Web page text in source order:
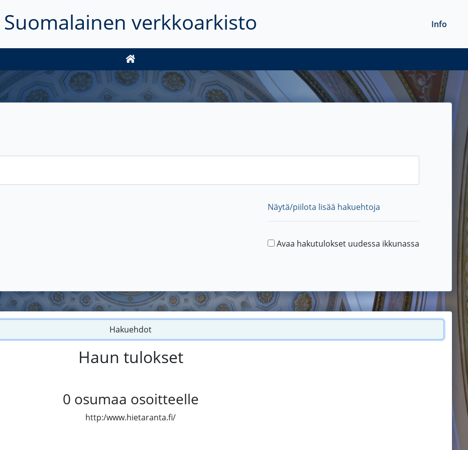
Suomalainen verkkoarkisto Info
Näytä/piilota lisää hakuehtoja
Avaa hakutulokset uudessa ikkunassa
Hakuehdot
Haun tulokset
0 osumaa osoitteelle
http:/www.hietaranta.fi/